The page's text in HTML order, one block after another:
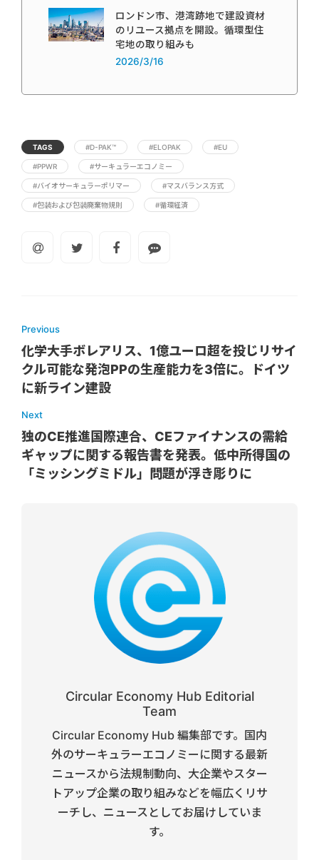
ロンドン市、港湾跡地で建設資材
のリユース拠点を開設。循環型住
宅地の取り組みも
2026/3/16
TAGS #D-PAK™ #ELOPAK #EU
#PPWR #サーキュラーエコノミー
#バイオサーキュラーポリマー #マスバランス方式
#包装および包装廃棄物規則 #循環経済
Previous
化学大手ボレアリス、1億ユーロ超を投じリサイ
クル可能な発泡PPの生産能力を3倍に。ドイツ
に新ライン建設
Next
独のCE推進国際連合、CEファイナンスの需給
ギャップに関する報告書を発表。低中所得国の
「ミッシングミドル」問題が浮き彫りに
Circular Economy Hub Editorial
Team
Circular Economy Hub 編集部です。国内
外のサーキュラーエコノミーに関する最新
ニュースから法規制動向、大企業やスター
トアップ企業の取り組みなどを幅広くリサ
ーチし、ニュースとしてお届けしていま
す。